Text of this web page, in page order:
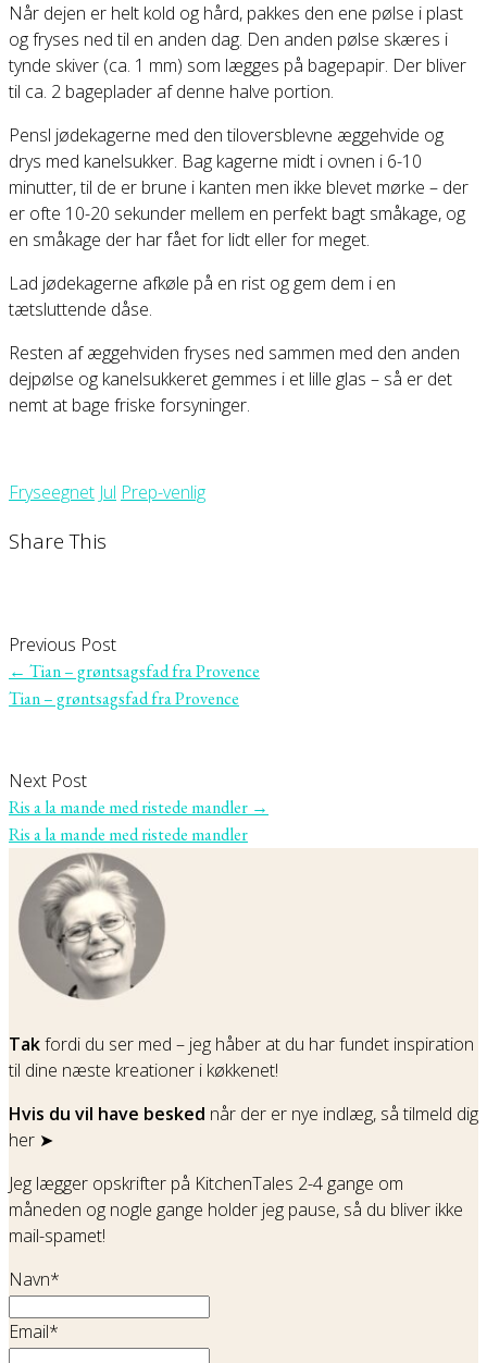
Når dejen er helt kold og hård, pakkes den ene pølse i plast
og fryses ned til en anden dag. Den anden pølse skæres i
tynde skiver (ca. 1 mm) som lægges på bagepapir. Der bliver
til ca. 2 bageplader af denne halve portion.
Pensl jødekagerne med den tiloversblevne æggehvide og
drys med kanelsukker. Bag kagerne midt i ovnen i 6-10
minutter, til de er brune i kanten men ikke blevet mørke – der
er ofte 10-20 sekunder mellem en perfekt bagt småkage, og
en småkage der har fået for lidt eller for meget.
Lad jødekagerne afkøle på en rist og gem dem i en
tætsluttende dåse.
Resten af æggehviden fryses ned sammen med den anden
dejpølse og kanelsukkeret gemmes i et lille glas – så er det
nemt at bage friske forsyninger.
Fryseegnet Jul Prep-venlig
Share This
Previous Post
← Tian – grøntsagsfad fra Provence
Tian – grøntsagsfad fra Provence
Next Post
Ris a la mande med ristede mandler →
Ris a la mande med ristede mandler
Takfordi du ser med – jeg håber at du har fundet inspiration
til dine næste kreationer i køkkenet!
Hvis du vil have besked når der er nye indlæg, så tilmeld dig
her ➤
Jeg lægger opskrifter på KitchenTales 2-4 gange om
måneden og nogle gange holder jeg pause, så du bliver ikke
mail-spamet!
Navn*
Email*